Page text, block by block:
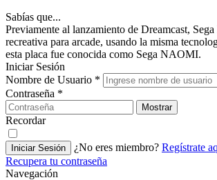
Sabías que...
Previamente al lanzamiento de Dreamcast,
recreativa para arcade, usando la misma
esta placa fue conocida como Sega NAOMI.
Iniciar Sesión
Nombre de Usuario *
Contraseña *
Mostrar
Recordar
Iniciar Sesión ¿No eres miembro? Regístrate
Recupera tu contraseña
Navegación